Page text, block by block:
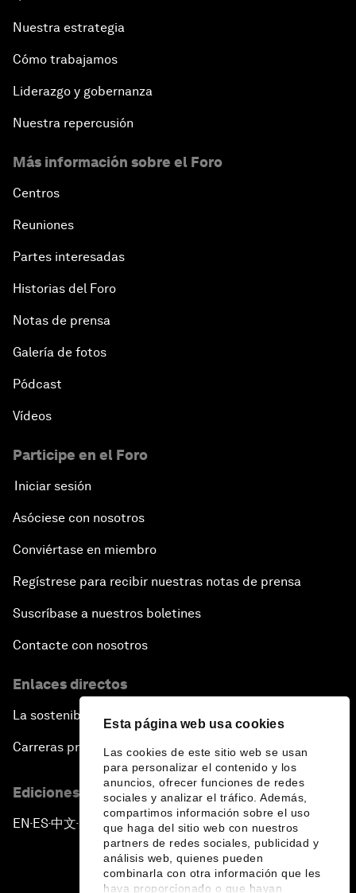
Esta página web usa cookies
Las cookies de este sitio web se usan
para personalizar el contenido y los
anuncios, ofrecer funciones de redes
sociales y analizar el tráfico. Además,
compartimos información sobre el uso
que haga del sitio web con nuestros
partners de redes sociales, publicidad y
análisis web, quienes pueden
combinarla con otra información que les
haya proporcionado o que hayan
Nuestra estrategia
Cómo trabajamos
Liderazgo y gobernanza
Nuestra repercusión
Más información sobre el Foro
Centros
Reuniones
Partes interesadas
Historias del Foro
Notas de prensa
Galería de fotos
Pódcast
Vídeos
Participe en el Foro
Iniciar sesión
Asóciese con nosotros
Conviértase en miembro
Regístrese para recibir nuestras notas de prensa
Suscríbase a nuestros boletines
Contacte con nosotros
Enlaces directos
La sostenibilidad en el Foro
Carreras profesionales
Ediciones en otros idiomas
EN ▪ES▪中文▪ 日本語